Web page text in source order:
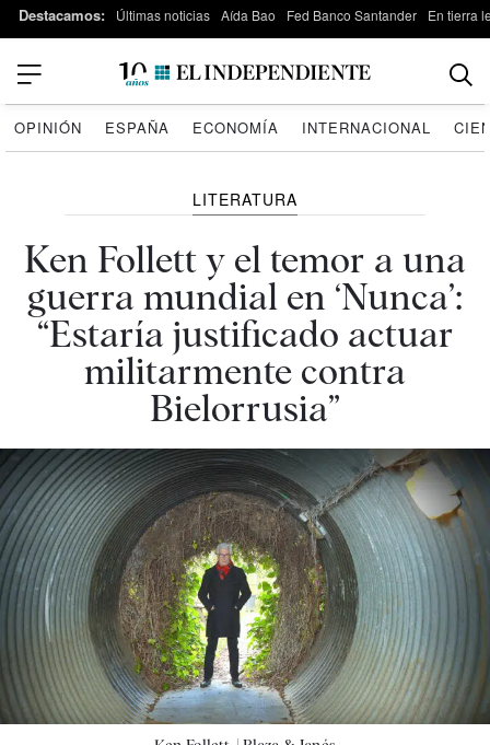
Destacamos: Últimas noticias Aída Bao Fed Banco Santander En tierra
OPINIÓN ESPAÑA ECONOMÍA INTERNACIONAL
LITERATURA
Ken Follett y el temor a una
guerra mundial en ‘Nunca’:
“Estaría justificado actuar
militarmente contra
Bielorrusia”